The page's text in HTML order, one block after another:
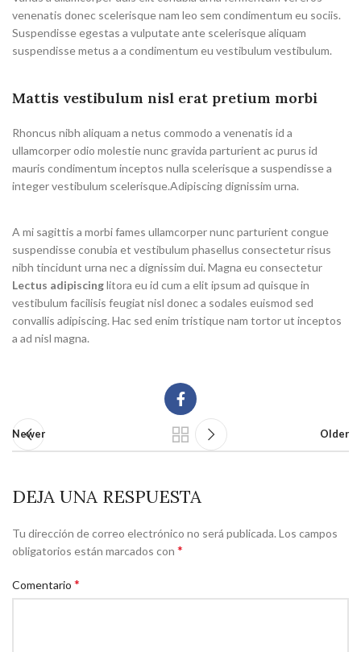
venenatis donec scelerisque nam leo sem condimentum eu sociis.
Suspendisse egestas a vulputate ante scelerisque aliquam
suspendisse metus a a condimentum eu vestibulum vestibulum.
Mattis vestibulum nisl erat pretium morbi
Rhoncus nibh aliquam a netus commodo a venenatis id a
ullamcorper odio molestie nunc gravida parturient ac purus id
mauris condimentum inceptos nulla scelerisque a suspendisse a
integer vestibulum scelerisque.Adipiscing dignissim urna.
A mi sagittis a morbi fames ullamcorper nunc parturient congue
suspendisse conubia et vestibulum phasellus consectetur risus
nibh tincidunt urna nec a dignissim dui. Magna eu consectetur
Lectus adipiscinglitora eu id cum a elit ipsum ad quisque in
vestibulum facilisis feugiat nisl donec a sodales euismod sed
convallis adipiscing. Hac sed enim tristique nam tortor ut inceptos
a ad nisl magna.
Newer Older
DEJA UNA RESPUESTA
Tu dirección de correo electrónico no será publicada.Los campos
obligatorios están marcados con *
Comentario *